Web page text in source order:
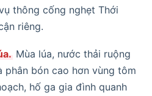
thông cống nghẹt Thới
riêng.
Mùa lúa, nước thải ruộng
phân bón cao hơn vùng tôm
hố ga gia đình quanh